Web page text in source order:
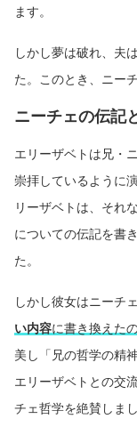
ます。
しかし夢は破れ、夫
た。このとき、ニー
ニーチェの伝記
エリーザベトは兄・
崇拝しているように
リーザベトは、それ
についての伝記を書
た。
しかし彼女はニーチ
い内容に書き換えた
美し「兄の哲学の精
エリーザベトとの交
チェ哲学を絶賛しまし